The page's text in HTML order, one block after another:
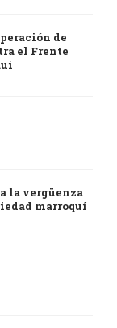
de
el Frente
la vergüenza
marroquí